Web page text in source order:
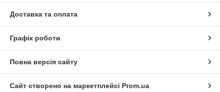
Доставка та оплата
Графік роботи
Повна версія сайту
Сайт створено на маркетплейсі Prom.ua